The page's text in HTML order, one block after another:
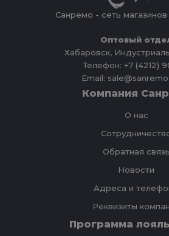
Санремо - сеть магазинов
Оптовый
Хабаровск,
Телефон: +7 (4212)
Email:
Компания
О нас
Обратная связь
Новости
Адреса и
Реквизиты
Программа